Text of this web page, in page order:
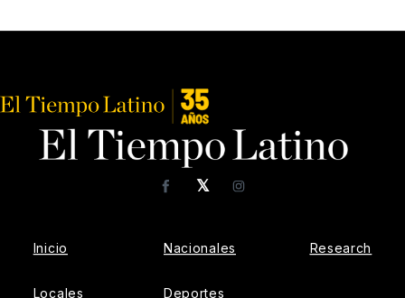
𝕏
FacebookInstagram
Inicio
Locales
Nacionales
Deportes
Research